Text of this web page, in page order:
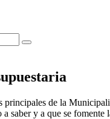
principales de la
a saber y a que se